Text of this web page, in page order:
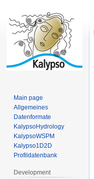
Main page
Allgemeines
Datenformate
KalypsoHydrology
KalypsoWSPM
Kalypso1D2D
Profildatenbank
Development